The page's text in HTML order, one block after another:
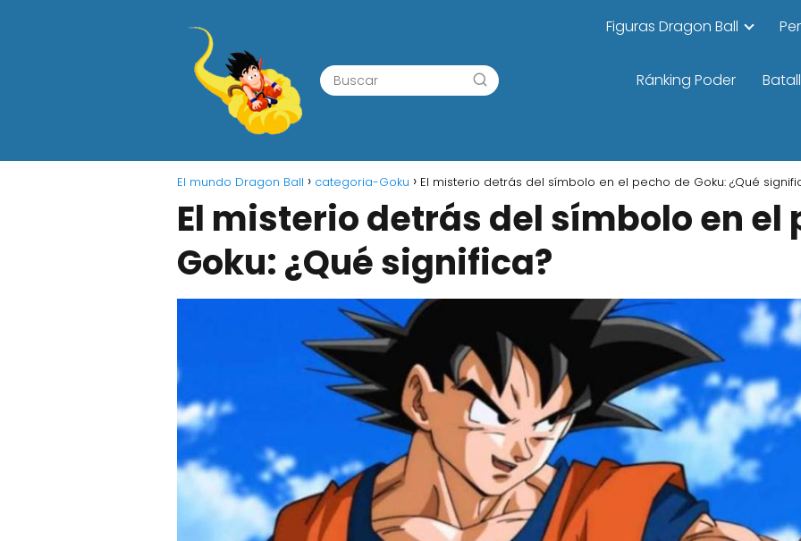
Figuras Dragon Ball
Ránking Poder
El mundo Dragon Ball categoria-Goku El misterio detrás del símbolo en el pecho de Goku: ¿Qué
El misterio detrás del símbolo en el
Goku: ¿Qué significa?